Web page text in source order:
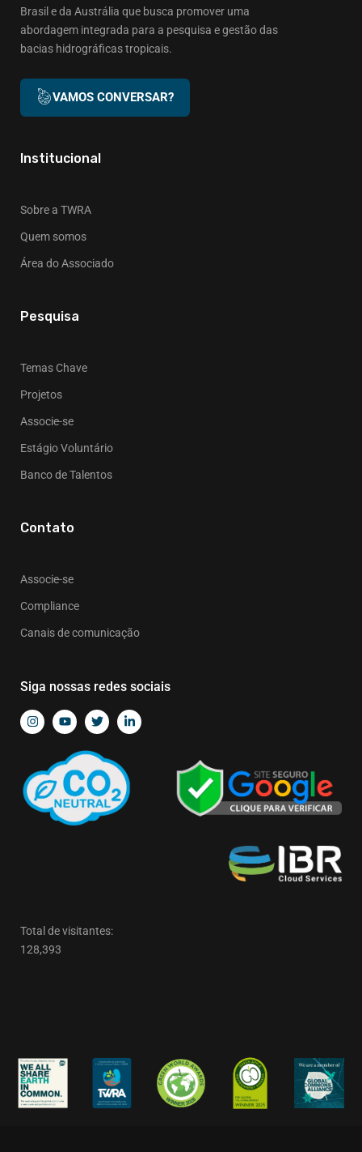
Brasil e da Austrália que busca promover uma
abordagem integrada para a pesquisa e gestão das
bacias hidrográficas tropicais.
VAMOS CONVERSAR?
Institucional
Sobre a TWRA
Quem somos
Área do Associado
Pesquisa
Temas Chave
Projetos
Associe-se
Estágio Voluntário
Banco de Talentos
Contato
Associe-se
Compliance
Canais de comunicação
Siga nossas redes sociais
Total de visitantes:
128,393